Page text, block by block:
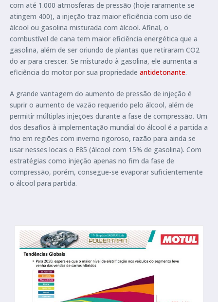
com até 1.000 atmosferas de pressão (hoje raramente se
atingem 400), a injeção traz maior eficiência com uso de
álcool ou gasolina misturada com álcool. Afinal, o
combustível de cana tem maior eficiência energética que a
gasolina, além de ser oriundo de plantas que retiraram CO2
do ar para crescer. Se misturado à gasolina, ele aumenta a
eficiência do motor por sua propriedade antidetonante.
A grande vantagem do aumento de pressão de injeção é
suprir o aumento de vazão requerido pelo álcool, além de
permitir múltiplas injeções durante a fase de compressão. Um
dos desafios à implementação mundial do álcool é a partida a
frio em regiões com inverno rigoroso, razão para ainda se
usar nesses locais o E85 (álcool com 15% de gasolina). Com
estratégias como injeção apenas no fim da fase de
compressão, porém, consegue-se evaporar suficientemente
o álcool para partida.